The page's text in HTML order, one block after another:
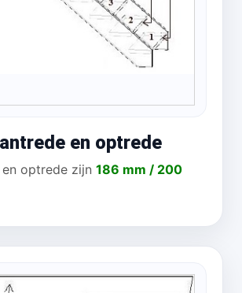
en optrede
optrede zijn 186 mm / 200